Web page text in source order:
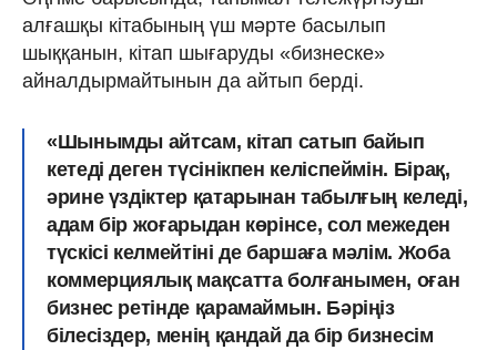
алғашқы кітабының үш мәрте басылып
шыққанын, кітап шығаруды «бизнеске»
айналдырмайтынын да айтып берді.
«Шынымды айтсам, кітап сатып байып
кетеді деген түсінікпен келіспеймін. Бірақ,
әрине үздіктер қатарынан табылғың келеді,
адам бір жоғарыдан көрінсе, сол межеден
түскісі келмейтіні де баршаға мәлім. Жоба
коммерциялық мақсатта болғанымен, оған
бизнес ретінде қарамаймын. Бәріңіз
білесіздер, менің қандай да бір бизнесім